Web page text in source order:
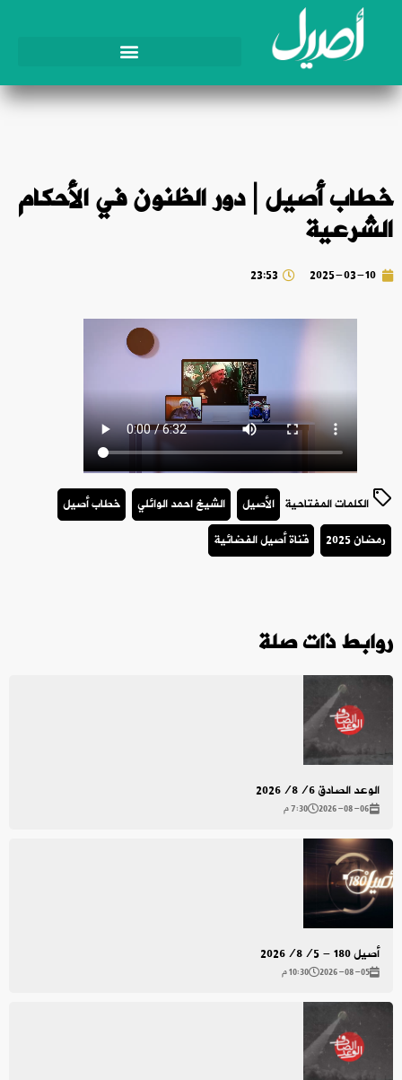
خطاب أصيل | دور الظنون في الأحكام
الشرعية
2025-03-10
23:53
الكلمات المفتاحية الأصيل الشيخ احمد الوائلي
خطاب أصيل
رمضان 2025
قناة أصيل الفضائية
روابط ذات صلة
الوعد الصادق 2026/8/6
2026-08-06 7:30 م
أصيل 180 - 2026/8/5
2026-08-05 10:30 م